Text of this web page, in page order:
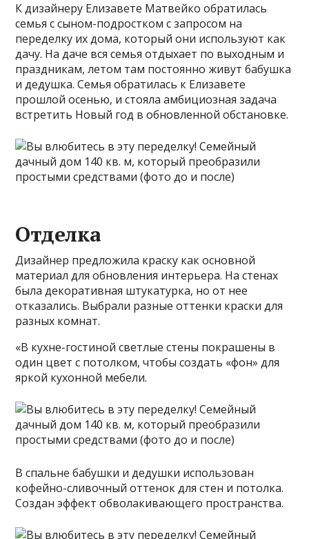
К дизайнеру Елизавете Матвейко обратилась
семья с сыном-подростком с запросом на
переделку их дома, который они используют как
дачу. На даче вся семья отдыхает по выходным и
праздникам, летом там постоянно живут бабушка
и дедушка. Семья обратилась к Елизавете
прошлой осенью, и стояла амбициозная задача
встретить Новый год в обновленной обстановке.
Отделка
Дизайнер предложила краску как основной
материал для обновления интерьера. На стенах
была декоративная штукатурка, но от нее
отказались. Выбрали разные оттенки краски для
разных комнат.
«В кухне-гостиной светлые стены покрашены в
один цвет с потолком, чтобы создать «фон» для
яркой кухонной мебели.
В спальне бабушки и дедушки использован
кофейно-сливочный оттенок для стен и потолка.
Создан эффект обволакивающего пространства.